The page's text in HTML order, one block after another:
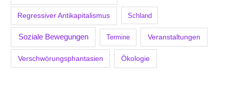
Regressiver Antikapitalismus Schland
Soziale Bewegungen Termine Veranstaltungen
Verschwörungsphantasien Ökologie